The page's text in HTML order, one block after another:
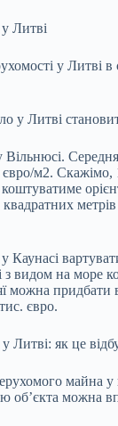
Литві
у Литві в
у Литві
м2. Скажімо,
метрів
Каунасі
видом на море
можна придбати
євро.
Литві: як це
майна у
об’єкта можна